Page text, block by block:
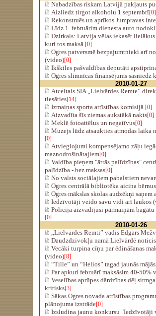
Nabadzības riskam Latvijā pakļauts
Aizliedz tirgot alkoholu 1.septembrī[0]
Rekonstruēs un aprīkos Jumpravas
Līdz 1. februārim dienesta auto
Dzirkals: Latvija vēlas iekasēt
kuri tos maksā [0]
Ogres patversmē bezpajumtnieki arī
(video)[0]
Ikškiles pašvaldības deputāti
Ogres slimnīcas finansējums
2010-01-27
Atceltais SIA „Lielvārdes Remte”
tiesāties[14]
Izmaiņas sporta attīstības komisijā [0]
Aizvadīta šīs ziemas aukstākā nakts[0]
Meklē fotoattēlus un negatīvus[0]
Muzejs lūdz atsaukties atmodas laika
[0]
Atvieglojumi kompensējamo zāļu
maznodrošinātajiem[0]
Valdība pieņem "ātrās palīdzības"
palīdzība - bez maksas[0]
No valsts sociālajiem pabalstiem
Ogres centrālā bibliotēka aicina bērnus
Ogres mākslas skolas audzēkņi
Iedzīvotāji veido savu vidi arī laukos
Policija aizvadījusi pārmaiņām
[0]
2010-01-26
„Lielvārdes Remti” vadīs Edgars
Daudzdzīvokļu namā Lielvārdē noticis
Vecāki turpina cīņu par ēdināšanas
(video)[8]
“Tille” un “Helios” tagad jaunās mājās
Par apkuri februārī maksāsim 40-50%
Veselības aprūpes dārdzības dēļ
kritisks[3]
Sākas Ogres novada attīstības
plānojuma izstrāde[0]
Izsludina jaunu konkursu "Iedzīvotāji